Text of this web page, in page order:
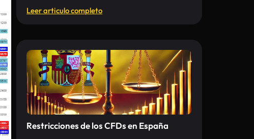
Leer articulo completo
Restricciones de los CFDs en España